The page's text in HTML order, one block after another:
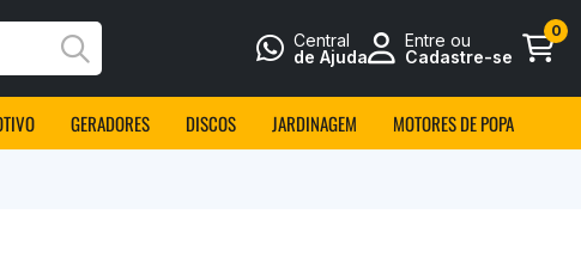
Busca
Central
de Ajuda
Entre ou
Cadastre-se
0
GERADORES DISCOS JARDINAGEM MOTORES DE POPA